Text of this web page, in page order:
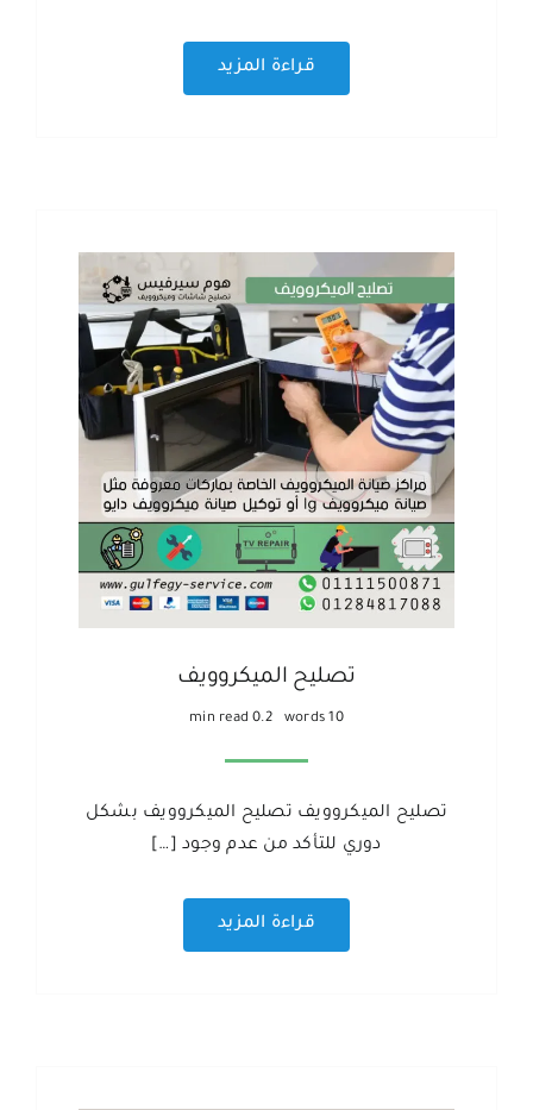
قراءة المزيد
تصليح الميكروويف
10 words
0.2 min read
تصليح الميكروويف تصليح الميكروويف بشكل
دوري للتأكد من عدم وجود […]
قراءة المزيد